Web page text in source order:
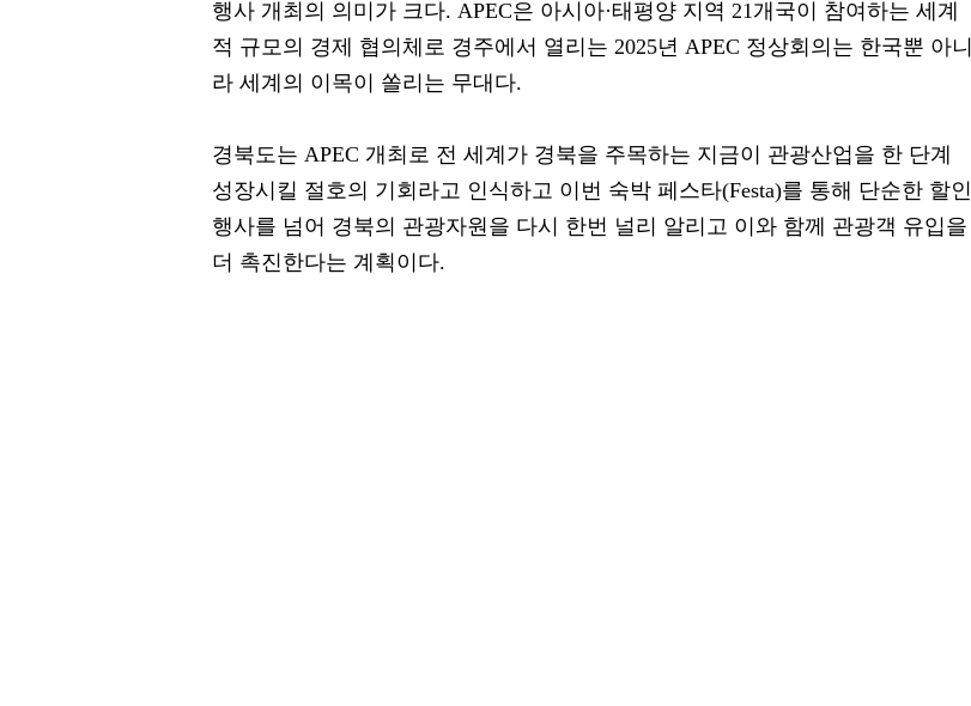
행사 개최의 의미가 크다. APEC은 아시아·태평양 지역 21개국이 참여하는 세계
적 규모의 경제 협의체로 경주에서 열리는 2025년 APEC 정상회의는 한국뿐 아니
라 세계의 이목이 쏠리는 무대다.
경북도는 APEC 개최로 전 세계가 경북을 주목하는 지금이 관광산업을 한 단계
성장시킬 절호의 기회라고 인식하고 이번 숙박 페스타(Festa)를 통해 단순한 할인
행사를 넘어 경북의 관광자원을 다시 한번 널리 알리고 이와 함께 관광객 유입을
더 촉진한다는 계획이다.